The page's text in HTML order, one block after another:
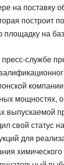
на поставку
построит
на
службе
мощностях,
выпускаемой
свой статус
для